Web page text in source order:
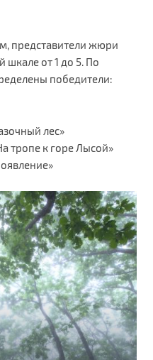
представители жюри
шкале от 1 до 5. По
победители:
лес»
тропе к горе Лысой»